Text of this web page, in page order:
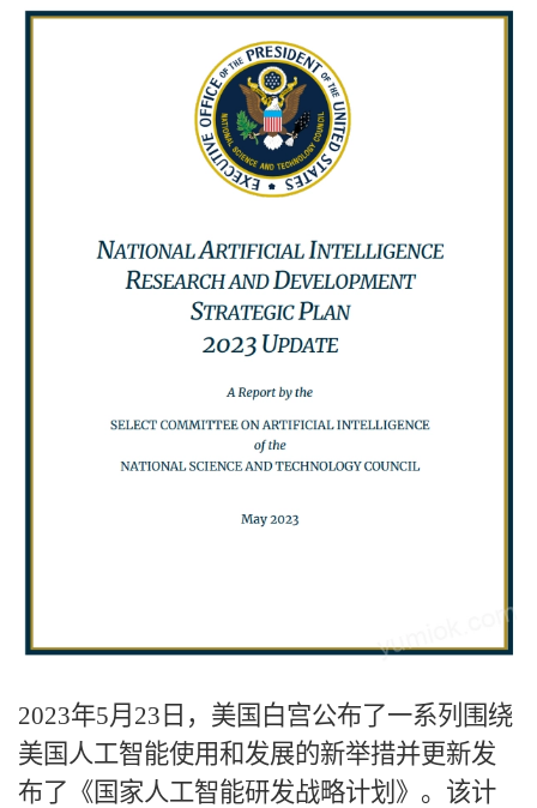
2023年5月23日，美国白宫公布了一系列围绕
美国人工智能使用和发展的新举措并更新发
布了《国家人工智能研发战略计划》。该计